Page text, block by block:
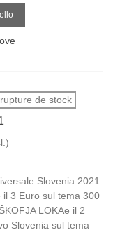
de stock
Slovenia 2021
3 Euro sul tema 300
LOKAe il 2
Slovenia sul tema